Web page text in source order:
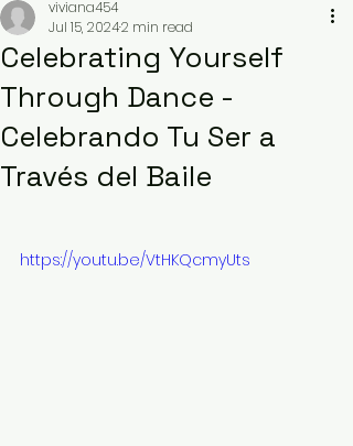
Celebrating Yourself
Through Dance -
Celebrando Tu Ser a
Través del Baile
viviana454
Jul 15, 20242 min read
https://youtu.be/VtHKQcmyUts